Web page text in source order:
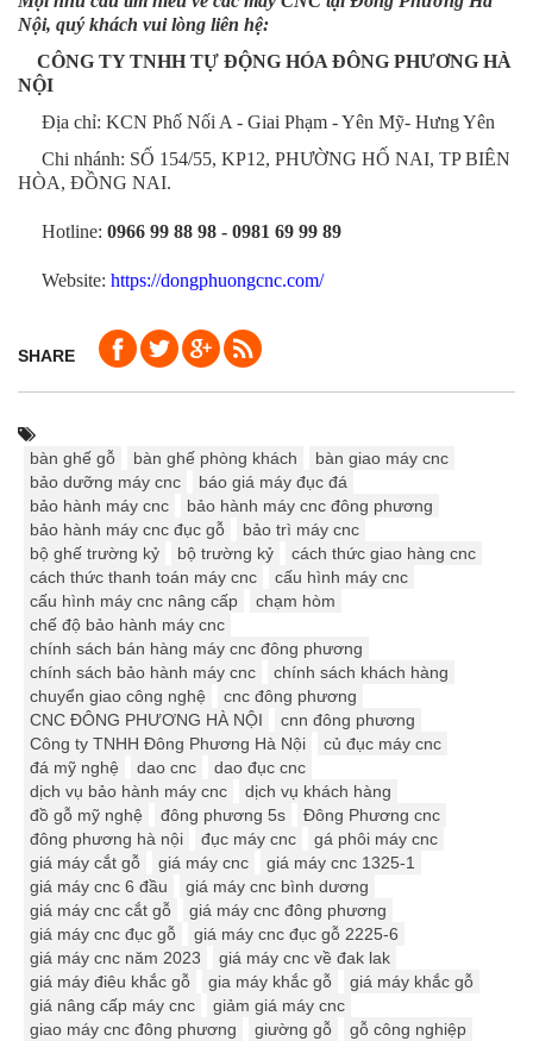
Nội, quý khách vui lòng liên hệ:
CÔNG TY TNHH TỰ ĐỘNG HÓA ĐÔNG PHƯƠNG HÀ
NỘI
Địa chỉ: KCN Phố Nối A - Giai Phạm - Yên Mỹ- Hưng Yên
Chi nhánh: SỐ 154/55, KP12, PHƯỜNG HỐ NAI, TP BIÊN
HÒA, ĐỒNG NAI.
Hotline: 0966 99 88 98 - 0981 69 99 89
Website: https://dongphuongcnc.com/
SHARE
bàn ghế gỗ bàn ghế phòng khách
bàn giao máy cnc
bảo dưỡng máy cnc
báo giá máy đục đá
bảo hành máy cnc
bảo hành máy cnc đông phương
bảo hành máy cnc đục gỗ
bảo trì máy cnc
bộ ghế trường kỷ
bộ trường kỷ
cách thức giao hàng cnc
cách thức thanh toán máy cnc
cấu hình máy cnc
cấu hình máy cnc nâng cấp
chạm hòm
chế độ bảo hành máy cnc
chính sách bán hàng máy cnc đông phương
chính sách bảo hành máy cnc
chính sách khách hàng
chuyển giao công nghệ
cnc đông phương
CNC ĐÔNG PHƯƠNG HÀ NỘI
cnn đông phương
Công ty TNHH Đông Phương Hà Nội
củ đục máy cnc
đá mỹ nghệ
dao cnc
dao đục cnc
dịch vụ bảo hành máy cnc
dịch vụ khách hàng
đồ gỗ mỹ nghệ
đông phương 5s
Đông Phương cnc
đông phương hà nội
đục máy cnc
gá phôi máy cnc
giá máy cắt gỗ
giá máy cnc
giá máy cnc 1325-1
giá máy cnc 6 đầu
giá máy cnc bình dương
giá máy cnc cắt gỗ
giá máy cnc đông phương
giá máy cnc đục gỗ
giá máy cnc đục gỗ 2225-6
giá máy cnc năm 2023
giá máy cnc về đak lak
giá máy điêu khắc gỗ
gia máy khắc gỗ
giá máy khắc gỗ
giá nâng cấp máy cnc
giảm giá máy cnc
giao máy cnc đông phương
giường gỗ
gỗ công nghiệp